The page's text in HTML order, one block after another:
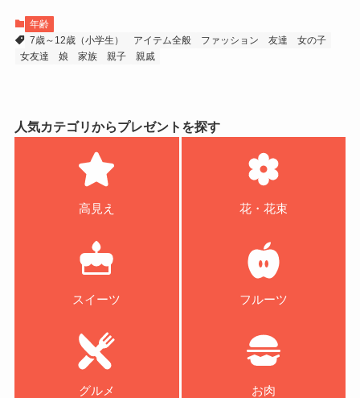
年齢
7歳～12歳（小学生）
アイテム全般 ファッション 友達
女の子
女友達
娘 家族 親子 親戚
人気カテゴリからプレゼントを探す
高見え 花・花束
スイーツ フルーツ
グルメ お肉